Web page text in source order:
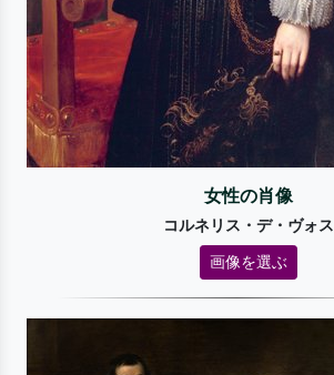
女性の肖像
コルネリス・デ・ヴォス
画像を選ぶ